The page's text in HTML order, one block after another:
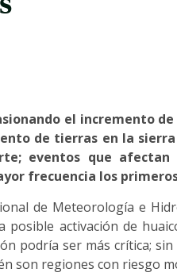
el incremento
de tierras en la
eventos que afectan
frecuencia los
de Meteorología e
activación de
podría ser más crítica;
son regiones con riesgo